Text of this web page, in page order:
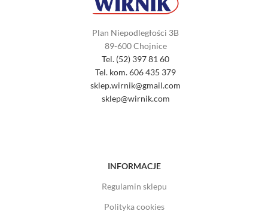
Plan Niepodległości 3B
89-600 Chojnice
Tel. (52) 397 81 60
Tel. kom. 606 435 379
sklep.wirnik@gmail.com
sklep@wirnik.com
INFORMACJE
Regulamin sklepu
Polityka cookies